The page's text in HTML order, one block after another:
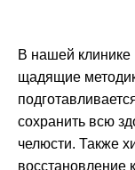
В нашей клинике
щадящие
сохранить всю
челюсти. Также
восстановление